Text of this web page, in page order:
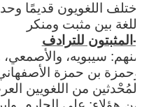
اختلف اللغويون قديمًا
اللغة بين مثبت ومنكر
أ-المثبتون للترادف
منهم: سيبويه، والأصمعي،
وحمزة بن حمزة
المُحْدثين من اللغويين